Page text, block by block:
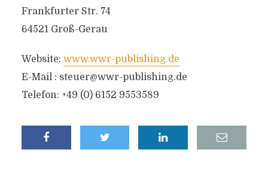
Frankfurter Str. 74
64521 Groß-Gerau
Website: www.wwr-publishing.de
E-Mail : steuer@wwr-publishing.de
Telefon: +49 (0) 6152 9553589